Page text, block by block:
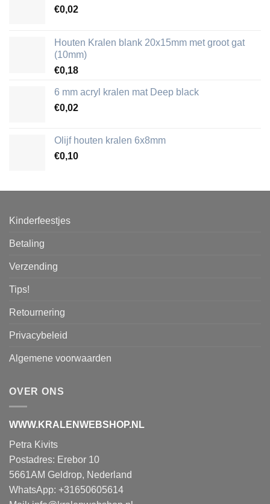
€0,02
Houten Kralen blank 20x15mm met groot gat
(10mm)
€0,18
6 mm acryl kralen mat Deep black
€0,02
Olijf houten kralen 6x8mm
€0,10
Kinderfeestjes
Betaling
Verzending
Tips!
Retournering
Privacybeleid
Algemene voorwaarden
OVER ONS
WWW.KRALENWEBSHOP.NL
Petra Kivits
Postadres: Erebor 10
5661AM Geldrop, Nederland
WhatsApp: +31650605614